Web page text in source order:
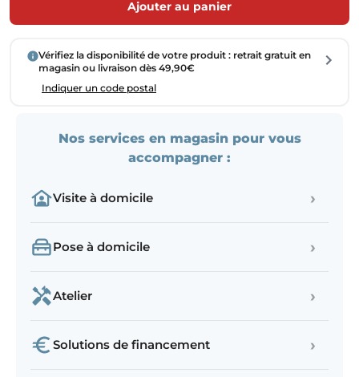
Ajouter au panier
Vérifiez la disponibilité de votre produit : retrait gratuit en
magasin ou livraison dès 49,90€
Indiquer un code postal
Nos services en magasin pour vous
accompagner :
Visite à domicile ›
Pose à domicile ›
Atelier ›
Solutions de financement ›